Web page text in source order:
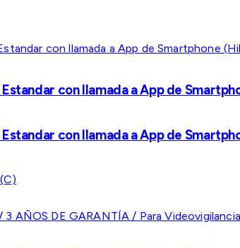
con llamada a App de
con llamada a App de